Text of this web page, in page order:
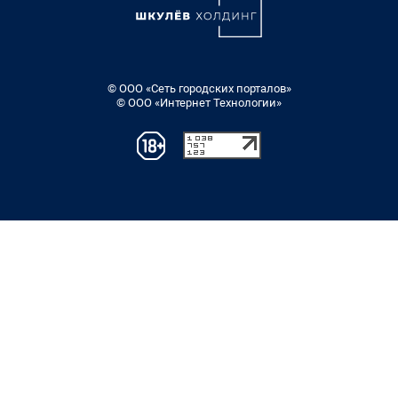
© ООО «Сеть городских порталов»
© ООО «Интернет Технологии»